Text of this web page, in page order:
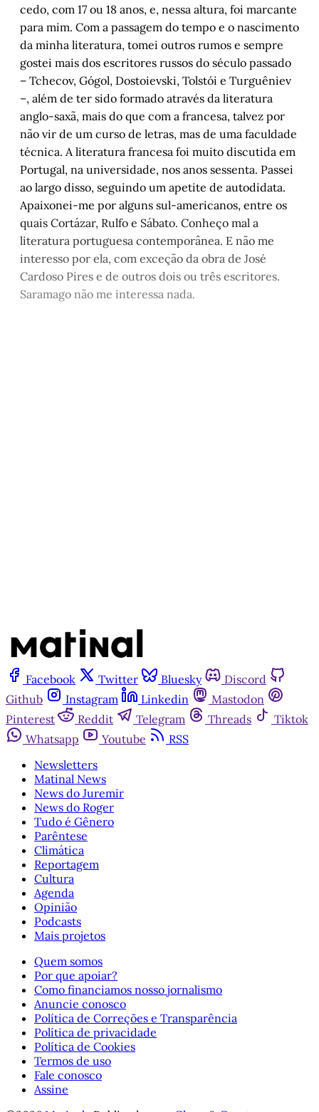
cedo, com 17 ou 18 anos, e, nessa altura, foi marcante
para mim. Com a passagem do tempo e o nascimento
da minha literatura, tomei outros rumos e sempre
gostei mais dos escritores russos do século passado
– Tchecov, Gógol, Dostoievski, Tolstói e Turguêniev
–, além de ter sido formado através da literatura
anglo-saxã, mais do que com a francesa, talvez por
não vir de um curso de letras, mas de uma faculdade
técnica. A literatura francesa foi muito discutida em
Portugal, na universidade, nos anos sessenta. Passei
ao largo disso, seguindo um apetite de autodidata.
Apaixonei-me por alguns sul-americanos, entre os
quais Cortázar, Rulfo e Sábato. Conheço mal a
literatura portuguesa contemporânea. E não me
interesso por ela, com exceção da obra de José
Cardoso Pires e de outros dois ou três escritores.
Saramago não me interessa nada.
Facebook Twitter Bluesky
Discord
Github
Instagram Linkedin
Mastodon
Pinterest
Reddit Telegram Threads
Tiktok
Whatsapp
Youtube
RSS
Newsletters
Matinal News
News do Juremir
News do Roger
Tudo é Gênero
Parêntese
Climática
Reportagem
Cultura
Agenda
Opinião
Podcasts
Mais projetos
Quem somos
Por que apoiar?
Como financiamos nosso jornalismo
Anuncie conosco
Política de Correções e Transparência
Política de privacidade
Política de Cookies
Termos de uso
Fale conosco
Assine